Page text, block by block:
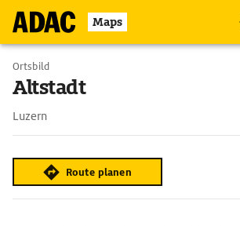
Maps
Ortsbild
Altstadt
Luzern
Route planen